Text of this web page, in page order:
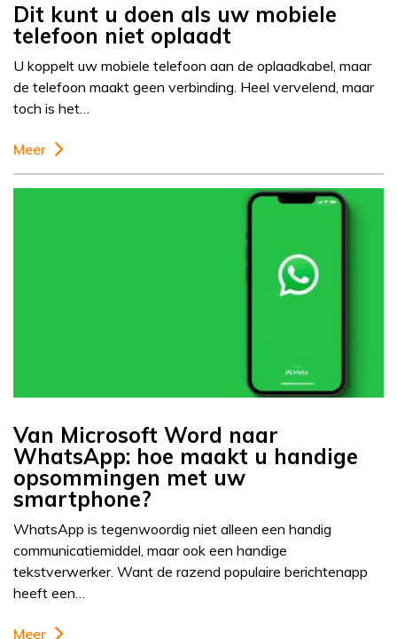
Dit kunt u doen als uw mobiele
telefoon niet oplaadt
U koppelt uw mobiele telefoon aan de oplaadkabel, maar
de telefoon maakt geen verbinding. Heel vervelend, maar
toch is het…
Meer
Van Microsoft Word naar
WhatsApp: hoe maakt u handige
opsommingen met uw
smartphone?
WhatsApp is tegenwoordig niet alleen een handig
communicatiemiddel, maar ook een handige
tekstverwerker. Want de razend populaire berichtenapp
heeft een…
Meer